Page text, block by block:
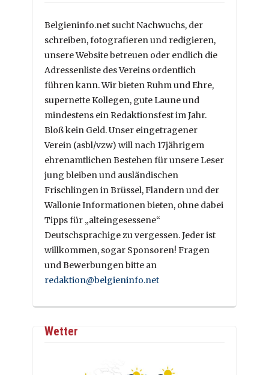
Belgieninfo.net sucht Nachwuchs, der
schreiben, fotografieren und redigieren,
unsere Website betreuen oder endlich die
Adressenliste des Vereins ordentlich
führen kann. Wir bieten Ruhm und Ehre,
supernette Kollegen, gute Laune und
mindestens ein Redaktionsfest im Jahr.
Bloß kein Geld. Unser eingetragener
Verein (asbl/vzw) will nach 17jährigem
ehrenamtlichen Bestehen für unsere Leser
jung bleiben und ausländischen
Frischlingen in Brüssel, Flandern und der
Wallonie Informationen bieten, ohne dabei
Tipps für „alteingesessene“
Deutschsprachige zu vergessen. Jeder ist
willkommen, sogar Sponsoren! Fragen
und Bewerbungen bitte an
redaktion@belgieninfo.net
Wetter